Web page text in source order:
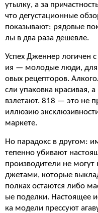
утылку, а за
что дегустационные
показывают: рядовые
лы в два раза дешевле.
Успех Дженнер логичен
ия — молодые люди, для
овых рецепторов.
сли упаковка красивая,
взлетают. 818 — это не
иллюзию
маркете.
Но парадокс в другом:
тепенно убивают
производители не
джетами, которые
полках остаются либо
ые поделки. Настоящее
ка модели прессуют